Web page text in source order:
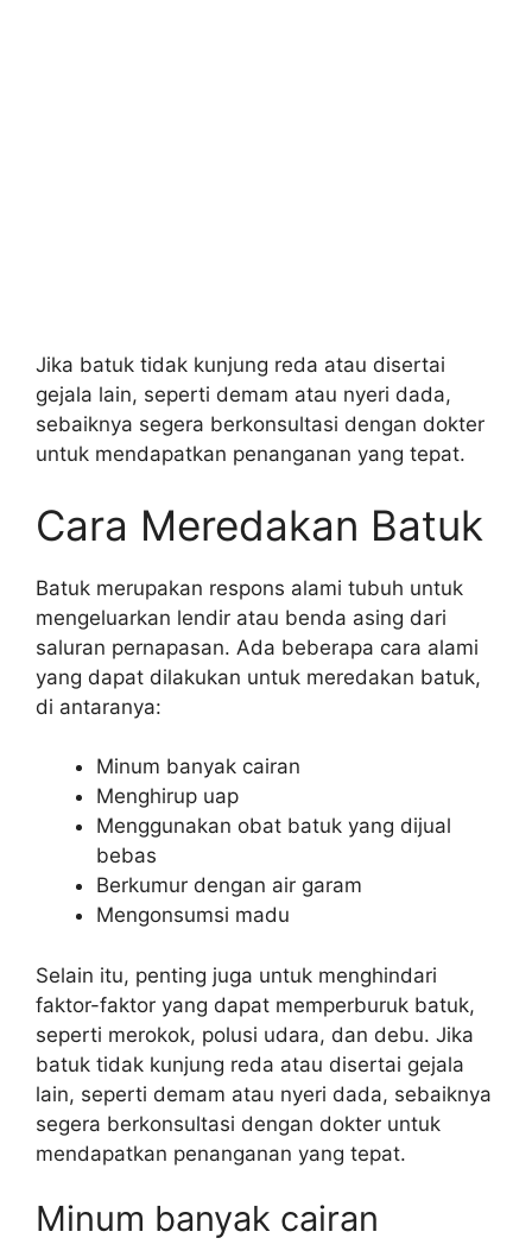
Jika batuk tidak kunjung reda atau disertai
gejala lain, seperti demam atau nyeri dada,
sebaiknya segera berkonsultasi dengan dokter
untuk mendapatkan penanganan yang tepat.
Cara Meredakan Batuk
Batuk merupakan respons alami tubuh untuk
mengeluarkan lendir atau benda asing dari
saluran pernapasan. Ada beberapa cara alami
yang dapat dilakukan untuk meredakan batuk,
di antaranya:
Minum banyak cairan
Menghirup uap
Menggunakan obat batuk yang dijual
bebas
Berkumur dengan air garam
Mengonsumsi madu
Selain itu, penting juga untuk menghindari
faktor-faktor yang dapat memperburuk batuk,
seperti merokok, polusi udara, dan debu. Jika
batuk tidak kunjung reda atau disertai gejala
lain, seperti demam atau nyeri dada, sebaiknya
segera berkonsultasi dengan dokter untuk
mendapatkan penanganan yang tepat.
Minum banyak cairan